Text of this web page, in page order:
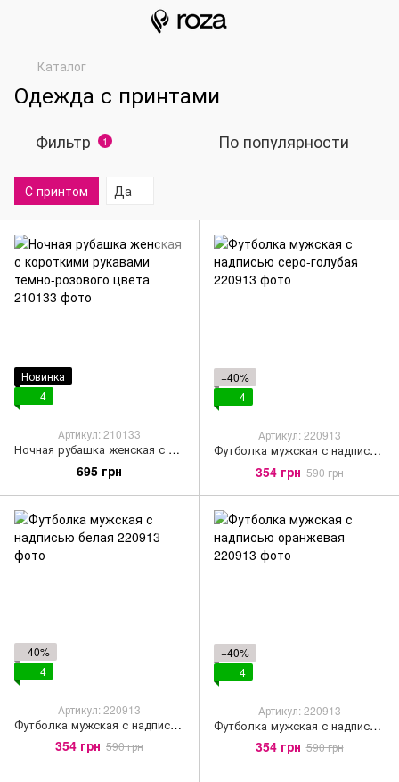
Каталог
Одежда с принтами
Фильтр 1 По популярности
С принтом Да
Новинка
4
Артикул: 210133
Ночная рубашка женская с короткими рукавами темно-розового цвета
695 грн
−40%
4
Артикул: 220913
Футболка мужская с надписью серо-голубая
354 грн 590 грн
−40%
4
Артикул: 220913
Футболка мужская с надписью белая
354 грн 590 грн
−40%
4
Артикул: 220913
Футболка мужская с надписью оранжевая
354 грн 590 грн